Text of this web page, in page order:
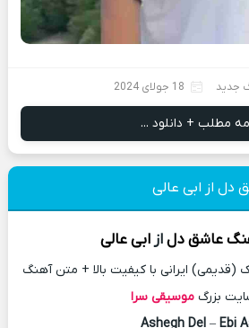
جدید 18 جولای 2024
مطلب + دانلود ...
دل از ابی عالی
عاشق دل ازابی عالی
ایرانی با کیفیت بالا + متن آهنگ
بزرگ موسیقی سرا
Ashegh Del – Ebi